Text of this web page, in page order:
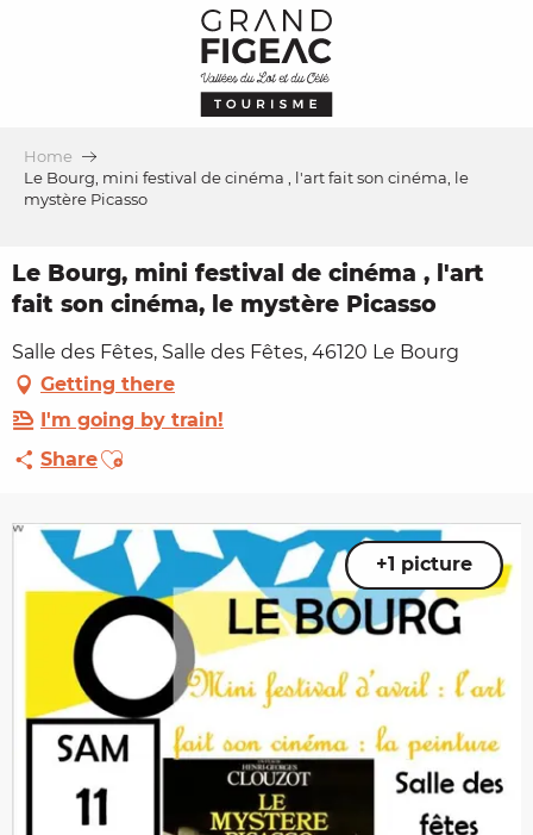
Home
Le Bourg, mini festival de cinéma , l'art fait son cinéma, le
mystère Picasso
Le Bourg, mini festival de cinéma , l'art
fait son cinéma, le mystère Picasso
Salle des Fêtes, Salle des Fêtes, 46120 Le Bourg
Getting there
I'm going by train!
ShareAjouter aux favoris
+1 picture